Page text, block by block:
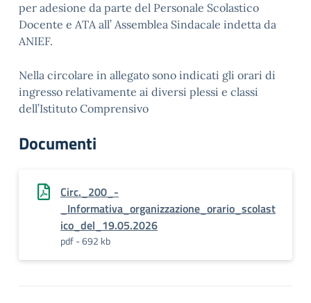
per adesione da parte del Personale Scolastico
Docente e ATA all’ Assemblea Sindacale indetta da
ANIEF.
Nella circolare in allegato sono indicati gli orari di
ingresso relativamente ai diversi plessi e classi
dell’Istituto Comprensivo
Documenti
Circ._200_-
_Informativa_organizzazione_orario_scolast
ico_del_19.05.2026
pdf - 692 kb